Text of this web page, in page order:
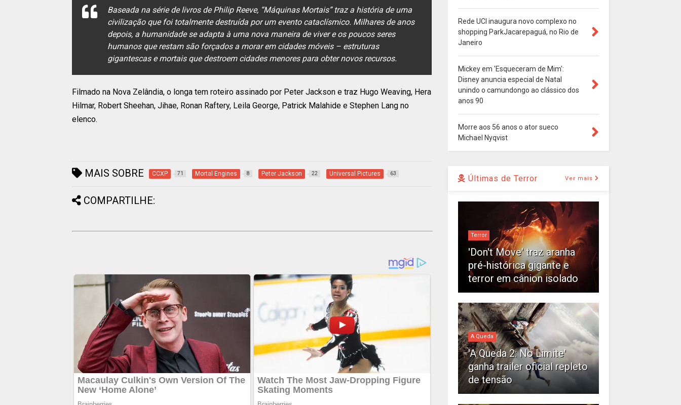
Baseada na série de livros de Philip Reeve, “Máquinas Mortais” traz a história de uma
civilização que foi totalmente destruída por um evento cataclísmico. Milhares de anos
depois, a humanidade se adapta à uma nova maneira de viver e os poucos seres
humanos que restam são forçados a morar em cidades móveis – estruturas
gigantescas e mortais que destroem cidades menores para obter novos recursos.
Filmado na Nova Zelândia, o longa tem roteiro assinado por Peter Jackson e traz Hugo Weaving, Hera
Hilmar, Robert Sheehan, Jihae, Ronan Raftery, Leila George, Patrick Malahide e Stephen Lang no
elenco.
MAIS SOBRE CCXP 71 Mortal Engines 8 Peter Jackson 22 Universal Pictures 63
COMPARTILHE:
Rede UCI inaugura novo complexo no
shopping ParkJacarepaguá, no Rio de
Janeiro
Mickey em 'Esqueceram de Mim':
Disney anuncia especial de Natal
unindo o camundongo ao clássico dos
anos 90
Morre aos 56 anos o ator sueco
Michael Nyqvist
Últimas de Terror Ver mais
Terror
'Don't Move' traz aranha
pré-histórica gigante e
terror em cânion isolado
A Queda
'A Queda 2: No Limite'
ganha trailer oficial repleto
de tensão